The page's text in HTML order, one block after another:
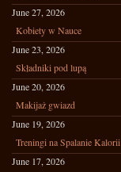
June 27, 2026
Kobiety w Nauce
June 23, 2026
Składniki pod lupą
June 20, 2026
Makijaż gwiazd
June 19, 2026
Treningi na Spalanie Kalorii
June 17, 2026